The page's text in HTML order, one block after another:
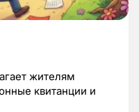
жителям
квитанции и